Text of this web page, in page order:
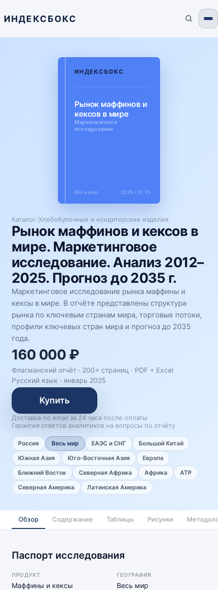
ИНДЕКСБОКС
Каталог/Хлебобулочные и кондитерские изделия
Рынок маффинов и кексов в
мире. Маркетинговое
исследование. Анализ 2012–
2025. Прогноз до 2035 г.
Маркетинговое исследование рынка маффины и
кексы в мире. В отчёте представлены структура
рынка по ключевым странам мира, торговые потоки,
профили ключевых стран мира и прогноз до 2035
года.
160 000 ₽
Флагманский отчёт · 200+ страниц · PDF + Excel
Русский язык · январь 2025
Купить
Доставка по email за 24 часа после оплаты
Гарантия ответов аналитиков на вопросы по отчёту
Россия Весь мир ЕАЭС и СНГ
Большой Китай
Южная Азия
Юго-Восточная Азия
Европа
Ближний Восток
Северная Африка Африка
АТР
Северная Америка
Латинская Америка
ИНДЕКСБОКС
Рынок маффинов и
кексов в мире
Маркетинговое
исследование
Весь мир 2025 / 2035
Обзор Содержание Таблицы Рисунки
Паспорт исследования
ПРОДУКТ
Маффины и кексы
ГЕОГРАФИЯ
Весь мир